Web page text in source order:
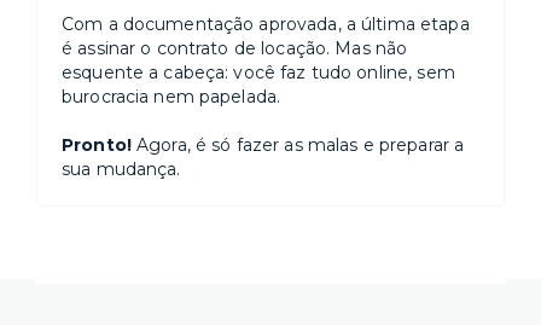
Com a documentação aprovada, a última etapa
é assinar o contrato de locação. Mas não
esquente a cabeça: você faz tudo online, sem
burocracia nem papelada.
Pronto!Agora, é só fazer as malas e preparar a
sua mudança.